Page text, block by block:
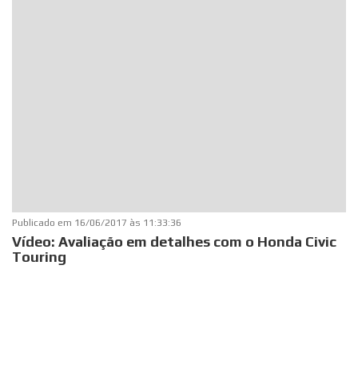
Publicado em 16/06/2017 às 11:33:36
Vídeo: Avaliação em detalhes com o Honda Civic
Touring